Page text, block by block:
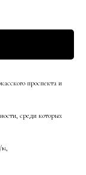
проспекта и
среди которых
м,